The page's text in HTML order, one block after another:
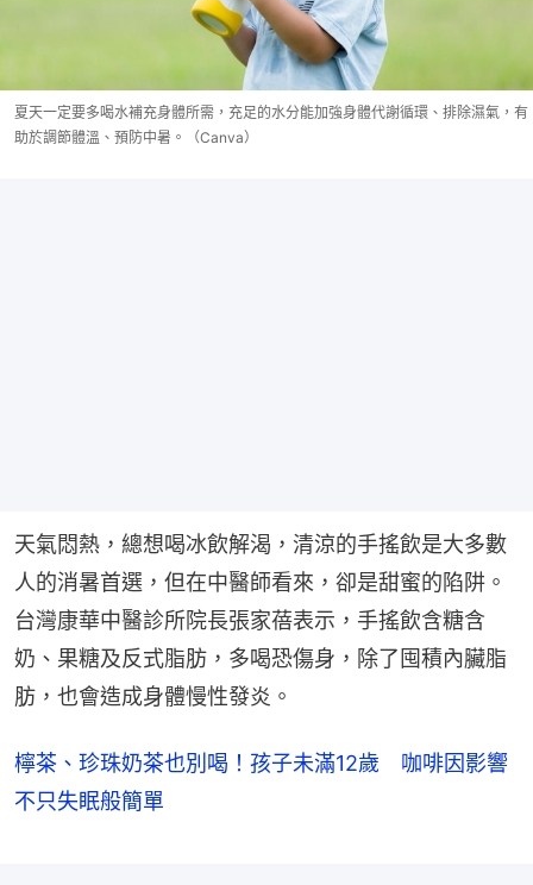
夏天一定要多喝水補充身體所需，充足的水分能加強身體代謝循環、排除濕氣，有
助於調節體溫、預防中暑。（Canva）
天氣悶熱，總想喝冰飲解渴，清涼的手搖飲是大多數
人的消暑首選，但在中醫師看來，卻是甜蜜的陷阱。
台灣康華中醫診所院長張家蓓表示，手搖飲含糖含
奶、果糖及反式脂肪，多喝恐傷身，除了囤積內臟脂
肪，也會造成身體慢性發炎。
檸茶、珍珠奶茶也別喝！孩子未滿12歲 咖啡因影響
不只失眠般簡單